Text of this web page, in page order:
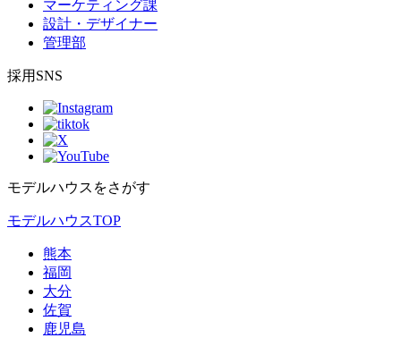
マーケティング課
設計・デザイナー
管理部
採用SNS
モデルハウスをさがす
モデルハウスTOP
熊本
福岡
大分
佐賀
鹿児島